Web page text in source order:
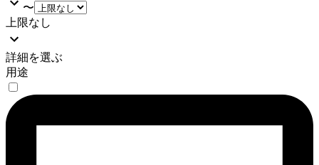
〜
上限なし
詳細を選ぶ
用途